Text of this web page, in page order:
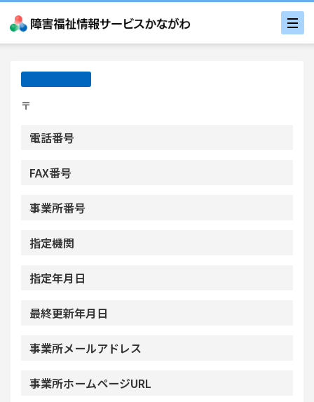
〒
電話番号
FAX番号
事業所番号
指定機関
指定年月日
最終更新年月日
事業所メールアドレス
事業所ホームページURL